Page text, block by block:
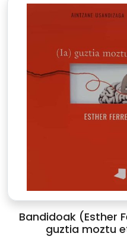
Bandidoak (Esther
guztia moztu